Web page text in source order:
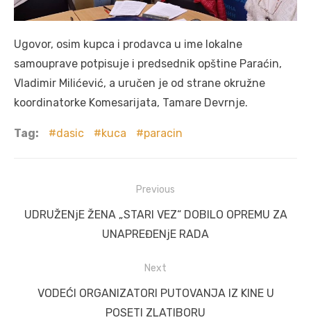
Ugovor, osim kupca i prodavca u ime lokalne
samouprave potpisuje i predsednik opštine Paraćin,
Vladimir Milićević, a uručen je od strane okružne
koordinatorke Komesarijata, Tamare Devrnje.
Tag: dasic kuca paracin
navigation
Previous
Previous
UDRUŽENjE ŽENA „STARI VEZ“ DOBILO OPREMU ZA
UNAPREĐENjE RADA
Next
NextVODEĆI ORGANIZATORI PUTOVANJA IZ KINE U
POSETI ZLATIBORU